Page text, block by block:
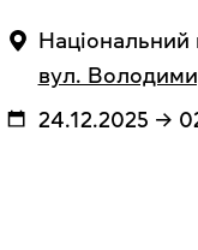
Національний
вул.
24.12.2025 →